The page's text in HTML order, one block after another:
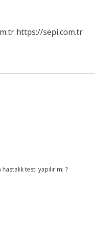
https://sepi.com.tr
testi yapılır mı ?